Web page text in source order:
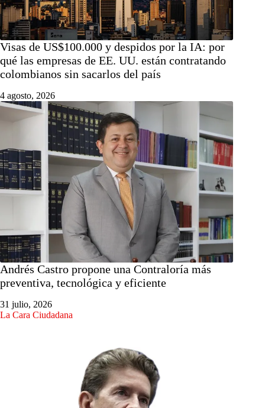
Visas de US$100.000 y despidos por la IA: por
qué las empresas de EE. UU. están contratando
colombianos sin sacarlos del país
4 agosto, 2026
Andrés Castro propone una Contraloría más
preventiva, tecnológica y eficiente
31 julio, 2026
La Cara Ciudadana